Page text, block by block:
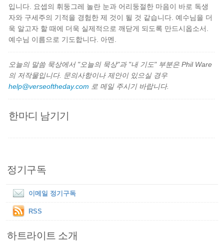
입니다. 요셉의 휘둥그레 놀란 눈과 어리둥절한 마음이 바로 독생
자와 구세주의 기적을 경험한 제 것이 될 것 같습니다. 예수님을 더
욱 알고자 할 때에 더욱 실제적으로 깨닫게 되도록 만드시옵소서.
예수님 이름으로 기도합니다. 아멘.
오늘의 말씀 묵상에서 "오늘의 묵상"과 "내 기도" 부분은 Phil Ware
의 저작물입니다. 문의사항이나 제안이 있으실 경우
help@verseoftheday.com 로 메일 주시기 바랍니다.
한마디 남기기
정기구독
이메일 정기구독
RSS
하트라이트 소개